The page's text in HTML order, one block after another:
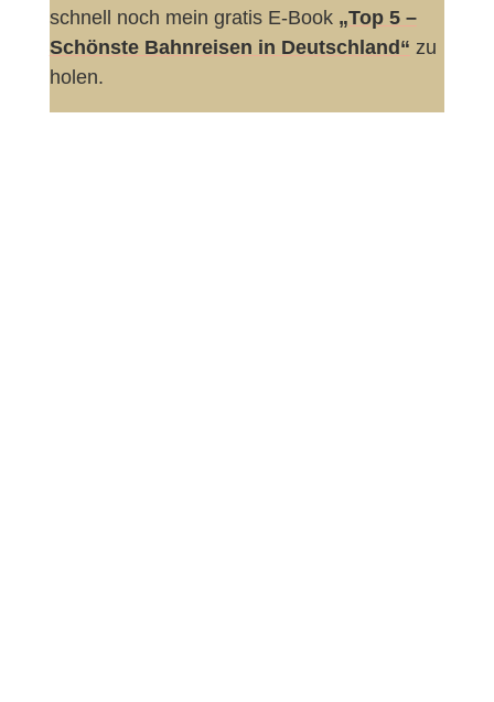
schnell noch mein gratis E-Book „Top 5 –
Schönste Bahnreisen in Deutschland“ zu
holen.